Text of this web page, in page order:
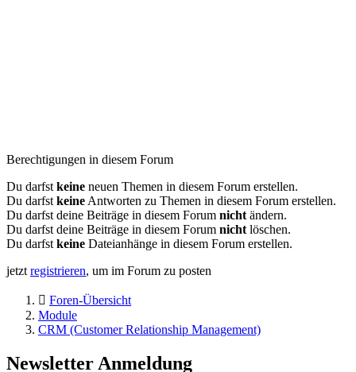
Berechtigungen in diesem Forum
Du darfst keine neuen Themen in diesem Forum erstellen.
Du darfst keine Antworten zu Themen in diesem Forum erstellen.
Du darfst deine Beiträge in diesem Forum nicht ändern.
Du darfst deine Beiträge in diesem Forum nicht löschen.
Du darfst keine Dateianhänge in diesem Forum erstellen.
jetzt registrieren, um im Forum zu posten
Foren-Übersicht
Module
CRM (Customer Relationship Management)
Newsletter Anmeldung